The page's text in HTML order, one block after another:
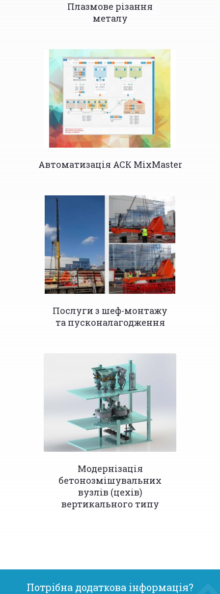
Плазмове різання
металу
Автоматизація АСК MixMaster
Послуги з шеф-монтажу
та пусконалагодження
Модернізація
бетонозмішувальних
вузлів (цехів)
вертикального типу
Потрібна додаткова інформація?